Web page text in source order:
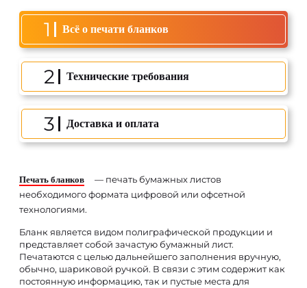
1 Всё о печати бланков
2 Технические требования
3 Доставка и оплата
Печать бланков
— печать бумажных листов
необходимого формата цифровой или офсетной
технологиями.
Бланк является видом полиграфической продукции и
представляет собой зачастую бумажный лист.
Печатаются с целью дальнейшего заполнения вручную,
обычно, шариковой ручкой. В связи с этим содержит как
постоянную информацию, так и пустые места для